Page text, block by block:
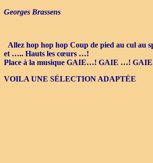
Georges Brassens
Allez hop hop hop Coup de pied au cul au
et ….. Hauts les cœurs …!
Place à la musique GAIE…! GAIE …!
VOILA UNE SÉLECTION ADAPTÉE